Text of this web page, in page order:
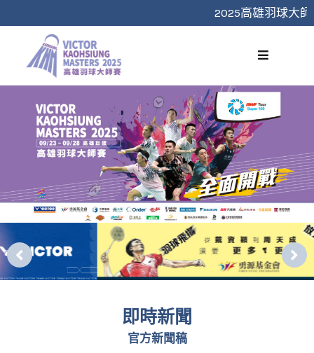
2025高雄羽球大師
即時新聞
官方新聞稿